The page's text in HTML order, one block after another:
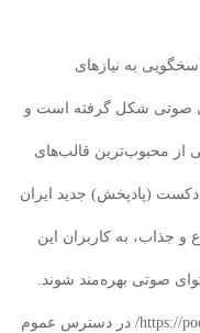
به نیازهای
صوتی شکل گرفته است و
از محبوب‌ترین قالب‌های
(پادپخش) جدید ایران
جذاب، به کاربران این
صوتی بهره‌مند شوند.
این پایگاه به نشانی اینترنتی https://podcast.iranseda.ir/ در دسترس عموم